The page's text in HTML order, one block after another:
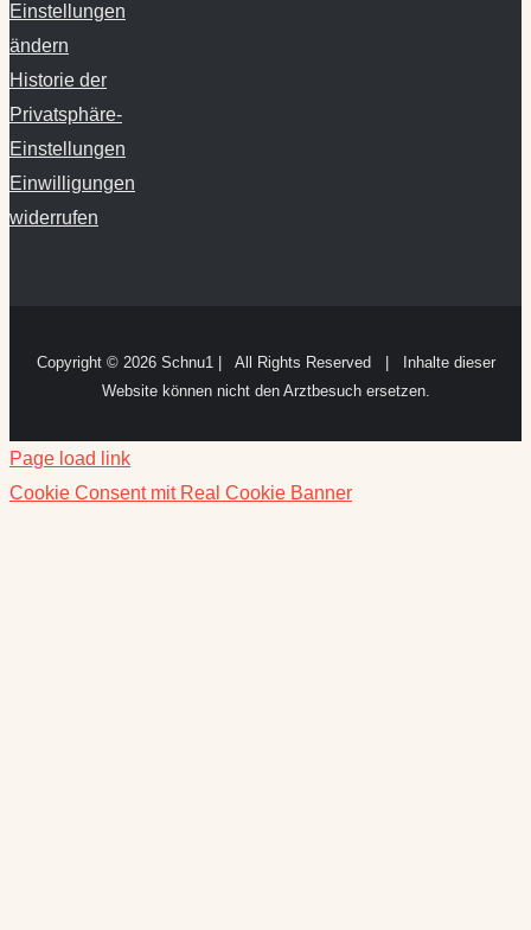
Einstellungen
ändern
Historie der
Privatsphäre-
Einstellungen
Einwilligungen
widerrufen
Copyright © 2026 Schnu1 | All Rights Reserved | Inhalte dieser
Website können nicht den Arztbesuch ersetzen.
Page load link
Cookie Consent mit Real Cookie Banner